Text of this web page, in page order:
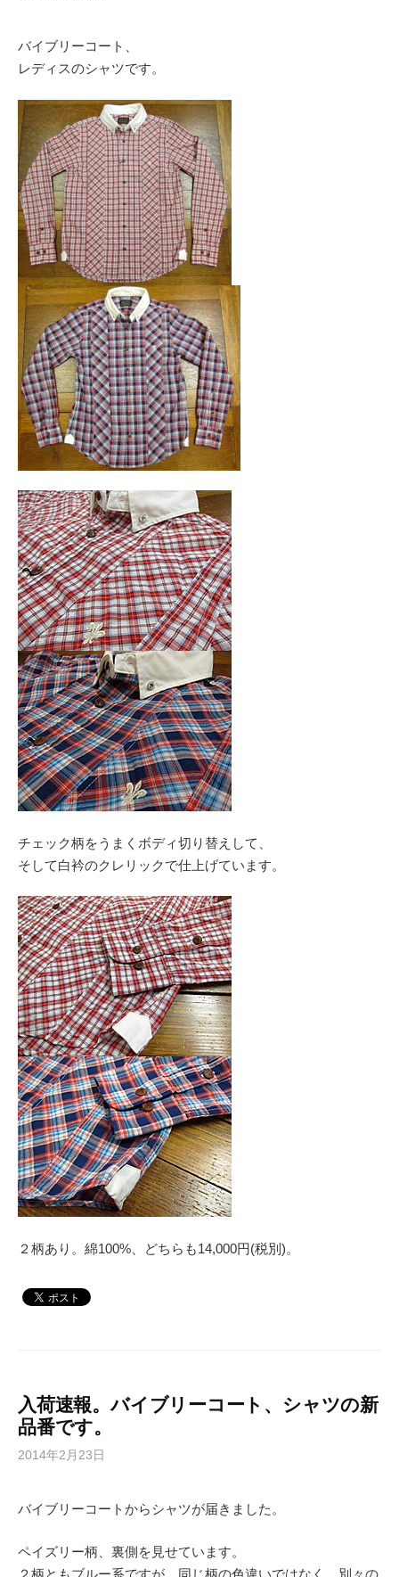
バイブリーコート、
レディスのシャツです。
チェック柄をうまくボディ切り替えして、
そして白衿のクレリックで仕上げています。
２柄あり。綿100%、どちらも14,000円(税別)。
入荷速報。バイブリーコート、シャツの新
品番です。
2014年2月23日
バイブリーコートからシャツが届きました。
ペイズリー柄、裏側を見せています。
２柄ともブルー系ですが、同じ柄の色違いではなく、別々の